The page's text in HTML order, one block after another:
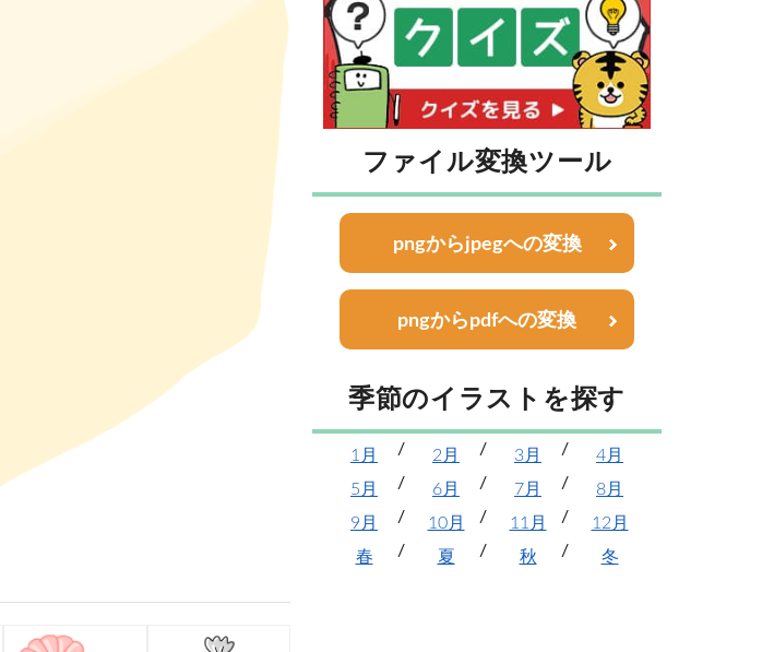
ファイル変換ツール
pngからjpegへの変換
pngからpdfへの変換
季節のイラストを探す
1月 2月 3月
4月
5月
6月 7月
8月
9月
10月 11月
12月
春
夏 秋 冬